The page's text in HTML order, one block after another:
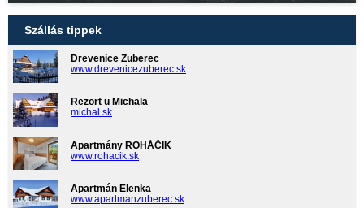
Szállás tippek
Drevenice Zuberec
www.drevenicezuberec.sk
Rezort u Michala
michal.sk
Apartmány ROHÁČIK
www.rohacik.sk
Apartmán Elenka
www.apartmanzuberec.sk